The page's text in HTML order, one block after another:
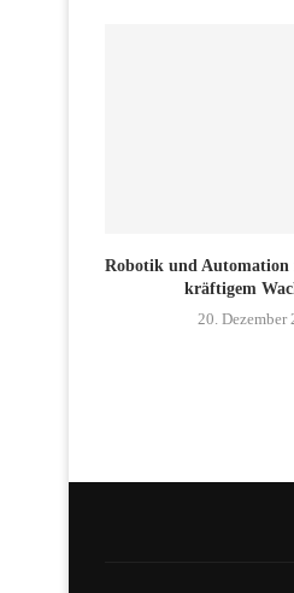
Robotik und Automation
kräftigem
20. Dezember